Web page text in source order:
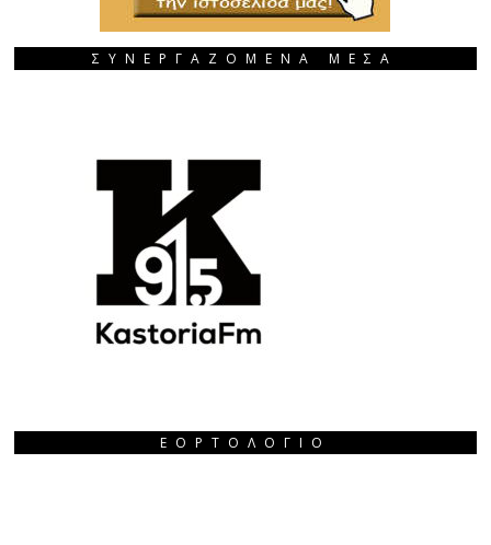
ΣΥΝΕΡΓΑΖΟΜΕΝΑ ΜΕΣΑ
ΕΟΡΤΟΛΌΓΙΟ